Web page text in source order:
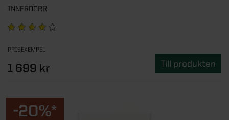
INNERDÖRR
PRISEXEMPEL
1 699 kr Till produkten
-20%*